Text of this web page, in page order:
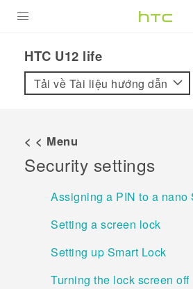
VIVE
VIVERSE
ỨNG DỤNG
HỖ TRỢ
HTC U12 life‎
Tải về Tài liệu hướng dẫn
< < Menu
Security settings
Assigning a PIN to a nano
Setting a screen lock
Setting up Smart Lock
Turning the lock screen off